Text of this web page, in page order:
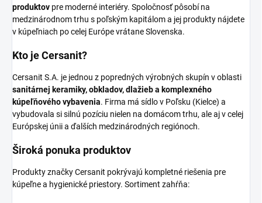
produktov pre moderné interiéry. Spoločnosť pôsobí na
medzinárodnom trhu s poľským kapitálom a jej produkty nájdete
v kúpeľniach po celej Európe vrátane Slovenska.
Kto je Cersanit?
Cersanit S.A. je jednou z popredných výrobných skupín v oblasti
sanitárnej keramiky, obkladov, dlažieb a komplexného
kúpeľňového vybavenia. Firma má sídlo v Poľsku (Kielce) a
vybudovala si silnú pozíciu nielen na domácom trhu, ale aj v celej
Európskej únii a ďalších medzinárodných regiónoch.
Široká ponuka produktov
Produkty značky Cersanit pokrývajú kompletné riešenia pre
kúpeľne a hygienické priestory. Sortiment zahŕňa: